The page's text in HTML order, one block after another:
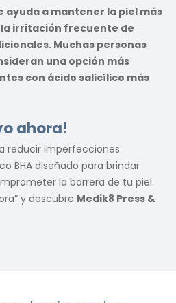
ayuda a mantener la piel más
irritación frecuente de
Muchas personas
una opción más
con ácido salicílico más
ahora!
reducir imperfecciones
BHA diseñado para brindar
la barrera de tu piel.
y descubre Medik8 Press &